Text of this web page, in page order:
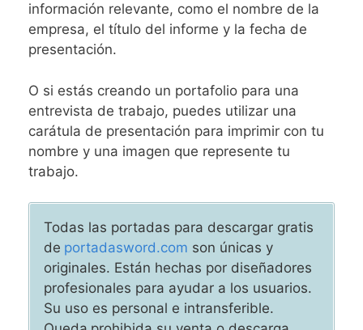
información relevante, como el nombre de la
empresa, el título del informe y la fecha de
presentación.
O si estás creando un portafolio para una
entrevista de trabajo, puedes utilizar una
carátula de presentación para imprimir con tu
nombre y una imagen que represente tu
trabajo.
Todas las portadas para descargar gratis
de portadasword.com son únicas y
originales. Están hechas por diseñadores
profesionales para ayudar a los usuarios.
Su uso es personal e intransferible.